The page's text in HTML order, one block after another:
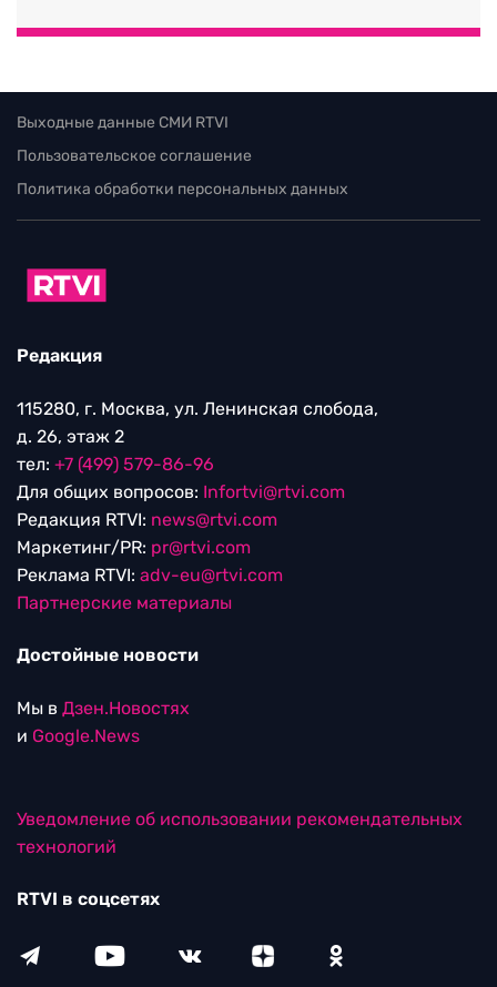
Выходные данные СМИ RTVI
Пользовательское соглашение
Политика обработки персональных данных
Редакция
115280, г. Москва, ул. Ленинская слобода,
д. 26, этаж 2
тел: +7 (499) 579-86-96
Для общих вопросов: Infortvi@rtvi.com
Редакция RTVI: news@rtvi.com
Маркетинг/PR: pr@rtvi.com
Реклама RTVI: adv-eu@rtvi.com
Партнерские материалы
Достойные новости
Мы в Дзен.Новостях
и Google.News
Уведомление об использовании рекомендательных
технологий
RTVI в соцсетях